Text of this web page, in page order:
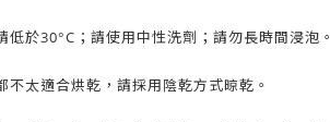
低於30°C；請使用中性洗劑；請勿長時間浸泡。
不太適合烘乾，請採用陰乾方式晾乾。